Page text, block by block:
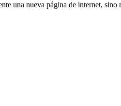
una nueva página de internet, sino